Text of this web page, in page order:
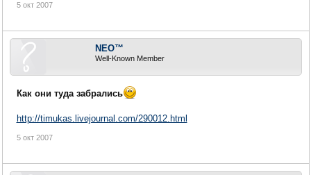
5 окт 2007
NEO™
Well-Known Member
Как они туда забрались
http://timukas.livejournal.com/290012.html
5 окт 2007